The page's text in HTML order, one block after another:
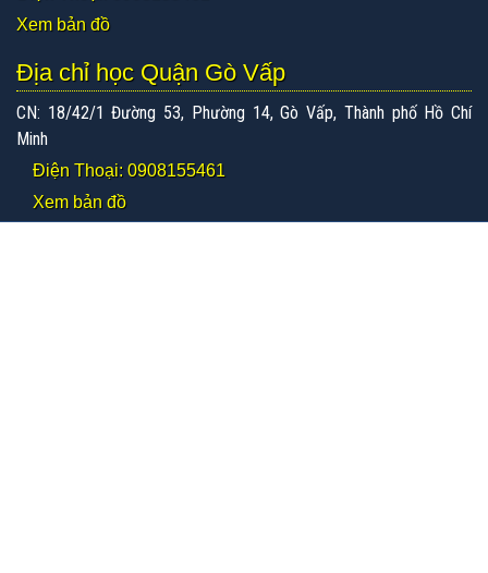
Xem bản đồ
Địa chỉ học Quận Gò Vấp
CN: 18/42/1 Đường 53, Phường 14, Gò Vấp, Thành phố Hồ Chí
Minh
Điện Thoại: 0908155461
Xem bản đồ